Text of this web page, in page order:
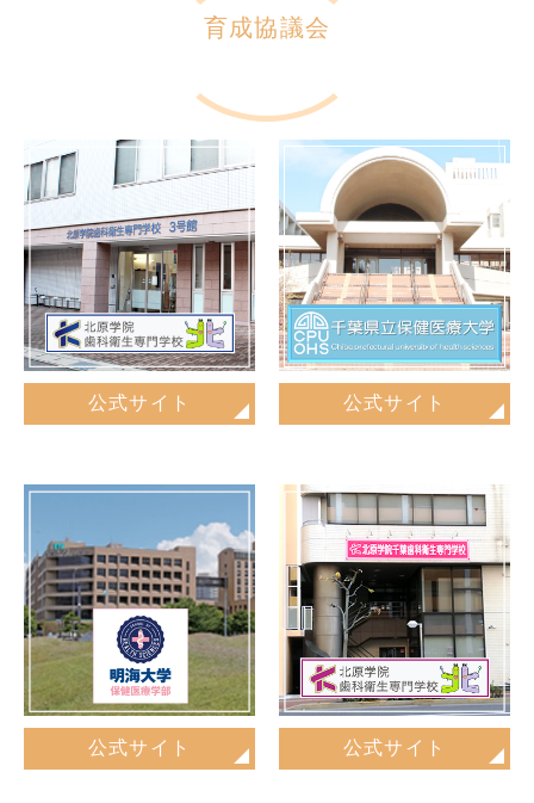
育成協議会
公式サイト 公式サイト
公式サイト 公式サイト